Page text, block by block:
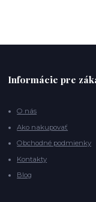
Informácie pre
O nás
Ako nakupovať
Obchodné podmienky
Kontakty
Blog